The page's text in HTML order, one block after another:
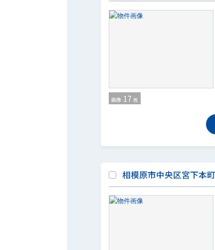
画像 17 枚
相模原市中央区宮下本